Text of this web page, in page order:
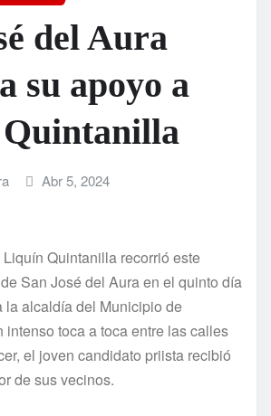
del Aura
su apoyo a
Abr 5, 2024
Quintanilla recorrió este
San José del Aura en el quinto día
la alcaldía del Municipio de
intenso toca a toca entre las calles
el joven candidato priista recibió
de sus vecinos.